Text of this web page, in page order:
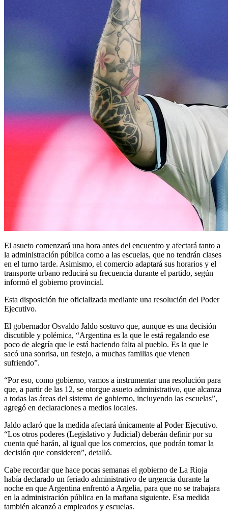
El asueto comenzará una hora antes del encuentro y afectará tanto a
la administración pública como a las escuelas, que no tendrán clases
en el turno tarde. Asimismo, el comercio adaptará sus horarios y el
transporte urbano reducirá su frecuencia durante el partido, según
informó el gobierno provincial.
Esta disposición fue oficializada mediante una resolución del Poder
Ejecutivo.
El gobernador Osvaldo Jaldo sostuvo que, aunque es una decisión
discutible y polémica, “Argentina es la que le está regalando ese
poco de alegría que le está haciendo falta al pueblo. Es la que le
sacó una sonrisa, un festejo, a muchas familias que vienen
sufriendo”.
“Por eso, como gobierno, vamos a instrumentar una resolución para
que, a partir de las 12, se otorgue asueto administrativo, que alcanza
a todas las áreas del sistema de gobierno, incluyendo las escuelas”,
agregó en declaraciones a medios locales.
Jaldo aclaró que la medida afectará únicamente al Poder Ejecutivo.
“Los otros poderes (Legislativo y Judicial) deberán definir por su
cuenta qué harán, al igual que los comercios, que podrán tomar la
decisión que consideren”, detalló.
Cabe recordar que hace pocas semanas el gobierno de La Rioja
había declarado un feriado administrativo de urgencia durante la
noche en que Argentina enfrentó a Argelia, para que no se trabajara
en la administración pública en la mañana siguiente. Esa medida
también alcanzó a empleados y escuelas.